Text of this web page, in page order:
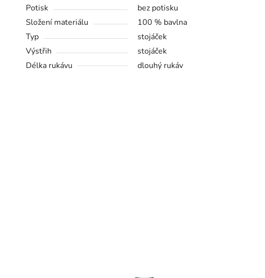
Potisk
bez potisku
Složení materiálu
100 % bavlna
Typ
stojáček
Výstřih
stojáček
Délka rukávu
dlouhý rukáv